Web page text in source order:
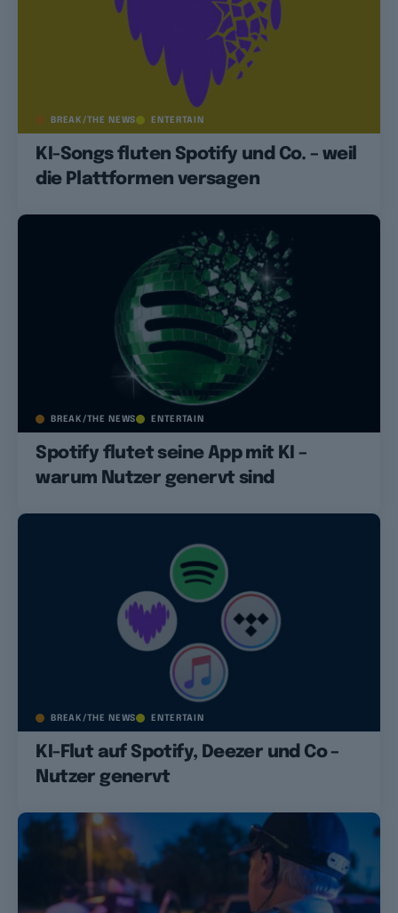
BREAK/THE NEWS ENTERTAIN
KI-Songs fluten Spotify und Co. – weil
die Plattformen versagen
BREAK/THE NEWS ENTERTAIN
Spotify flutet seine App mit KI –
warum Nutzer genervt sind
BREAK/THE NEWS ENTERTAIN
KI-Flut auf Spotify, Deezer und Co –
Nutzer genervt